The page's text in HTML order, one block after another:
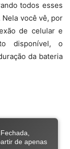
todos esses
Nela você vê, por
de celular e
disponível, o
da bateria